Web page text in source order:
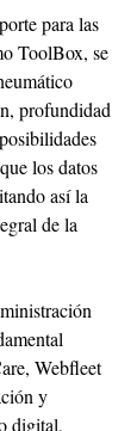
ToolBox, se
profundidad
los datos
así la
de la
Webfleet
y
digital,